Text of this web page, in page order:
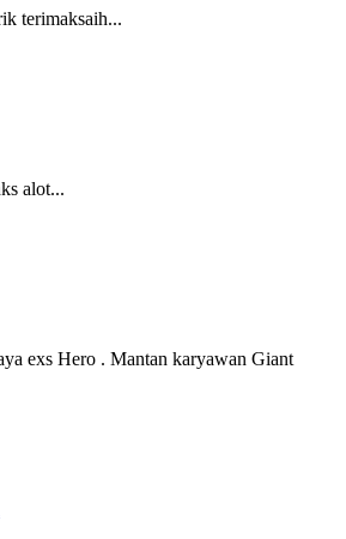
terimaksaih...
alot...
exs Hero . Mantan karyawan Giant